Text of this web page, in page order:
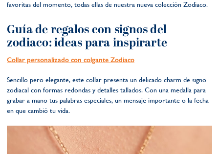
favoritas del momento, todas ellas de nuestra nueva colección Zodiaco.
Guía de regalos con signos del
zodiaco: ideas para inspirarte
Collar personalizado con colgante Zodiaco
Sencillo pero elegante, este collar presenta un delicado charm de signo
zodiacal con formas redondas y detalles tallados. Con una medalla para
grabar a mano tus palabras especiales, un mensaje importante o la fecha
en que cambió tu vida.